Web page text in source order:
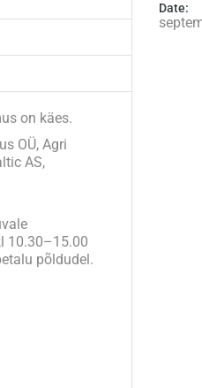
on käes.
OÜ, Agri
AS,
10.30–15.00
põldudel.
Date: